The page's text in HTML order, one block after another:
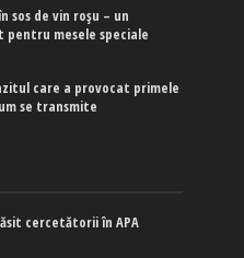
sos de vin roșu – un
mesele speciale
care a provocat primele
se transmite
cercetătorii în APA